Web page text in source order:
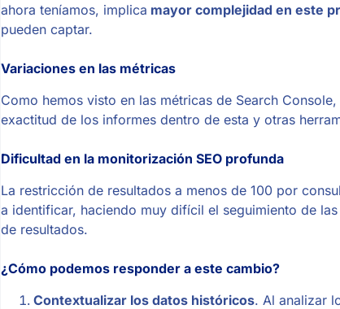
ahora teníamos, implica mayor complejidad en este
pueden captar.
Variaciones en las métricas
Como hemos visto en las métricas de Search
exactitud de los informes dentro de esta y otras
Dificultad en la monitorización SEO profunda
La restricción de resultados a menos de 100 por
a identificar, haciendo muy difícil el seguimiento de
de resultados.
¿Cómo podemos responder a este cambio?
Contextualizar los datos históricos. Al analizar